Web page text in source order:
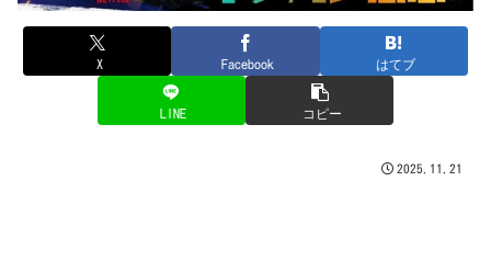
X Facebook はてブ
LINE コピー
2025.11.21